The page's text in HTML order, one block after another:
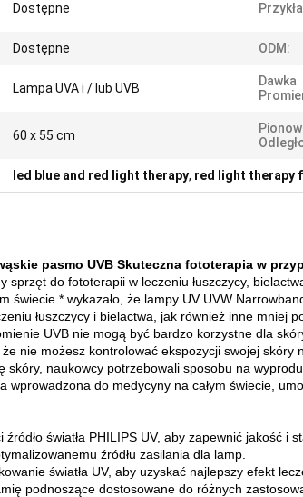
Dostępne
Dostępne ODM:
Lampa UVA i / lub UVB
Dawka
60 x 55 cm
led blue and red light therapy, red light therapy
pasmo UVB Skuteczna fototerapia w
sprzęt do fototerapii w leczeniu łuszczycy,
świecie * wykazało, że lampy UV UVW
łuszczycy i bielactwa, jak również inne mniej
UVB nie mogą być bardzo korzystne dla
nie możesz kontrolować ekspozycji swojej skóry
skóry, naukowcy potrzebowali sposobu na
wprowadzona do medycyny na całym świecie,
światła PHILIPS UV, aby zapewnić jakość i
źródłu zasilania dla lamp.
światła UV, aby uzyskać najlepszy efekt
podnoszące dostosowane do różnych